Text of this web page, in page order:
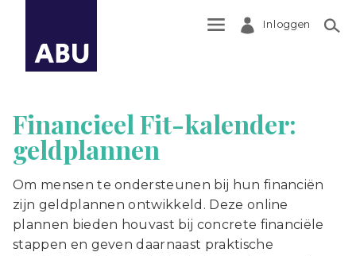
Inloggen
Financieel Fit-kalender:
geldplannen
Om mensen te ondersteunen bij hun financiën
zijn geldplannen ontwikkeld. Deze online
plannen bieden houvast bij concrete financiële
stappen en geven daarnaast praktische